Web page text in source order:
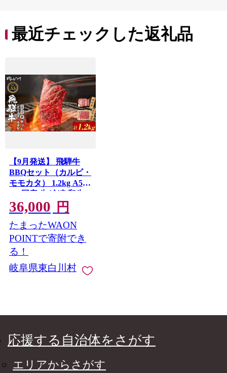
最近チェックした返礼品
【9月発送】 飛騨牛
BBQセット（カルビ・
モモカタ） 1.2kg A5
A4 国産 牛 冷凍 和牛
牛肉 カルビ もも モモ
カタ 肩 かた 豪華 ギフ
ト 贈答 にく お肉 肉
東白川村 岐阜 飛騨 贅
沢 霜降り 赤身 肉のひ
ぐち
36,000 円
たまったWAON
POINTで寄附でき
る！
岐阜県東白川村
応援する自治体をさがす
エリアからさがす